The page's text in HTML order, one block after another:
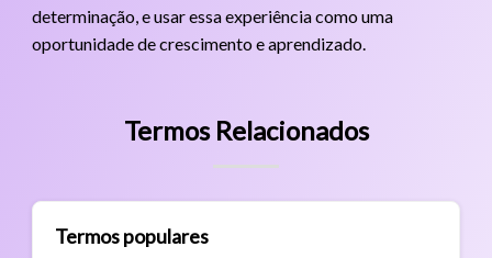
determinação, e usar essa experiência como uma
oportunidade de crescimento e aprendizado.
Termos Relacionados
Termos populares